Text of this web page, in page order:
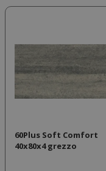
60Plus Soft Comfort
40x80x4 grezzo